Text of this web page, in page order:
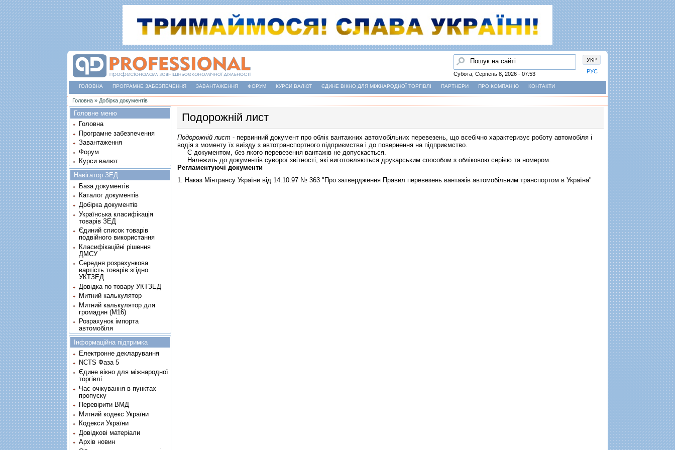
УКР
РУС
Пошук
Субота, Серпень 8, 2026 - 07:53
ГОЛОВНА ПРОГРАМНЕ ЗАБЕЗПЕЧЕННЯ ЗАВАНТАЖЕННЯ ФОРУМ КУРСИ ВАЛЮТ ЄДИНЕ ВІКНО ДЛЯ МІЖНАРОДНОЇ ТОРГІВЛІ ПАРТНЕРИ ПРО КОМПАНІЮ КОНТАКТИ
Ви є тут
Головна » Добірка документів
Подорожній лист
Подорожній лист - первинний документ про облік вантажних автомобільних перевезень, що всебічно характеризує роботу автомобіля і
водія з моменту їх виїзду з автотранспортного підприємства і до повернення на підприємство.
Є документом, без якого перевезення вантажів не допускається.
Належить до документів суворої звітності, які виготовляються друкарським способом з обліковою серією та номером.
Регламентуючі документи
1. Наказ Мінтрансу України від 14.10.97 № 363 "Про затвердження Правил перевезень вантажів автомобільним транспортом в Україна"
Головне меню
Головна
Програмне забезпечення
Завантаження
Форум
Курси валют
Навігатор ЗЕД
База документів
Каталог документів
Добірка документів
Українська класифікація
товарів ЗЕД
Єдиний список товарів
подвійного використання
Класифікаційні рішення
ДМСУ
Середня розрахункова
вартість товарів згідно
УКТЗЕД
Довідка по товару УКТЗЕД
Митний калькулятор
Митний калькулятор для
громадян (М16)
Розрахунок імпорта
автомобіля
Інформаційна підтримка
Електронне декларування
NCTS Фаза 5
Єдине вікно для міжнародної
торгівлі
Час очікування в пунктах
пропуску
Перевірити ВМД
Митний кодекс України
Кодекси України
Довідкові матеріали
Архів новин